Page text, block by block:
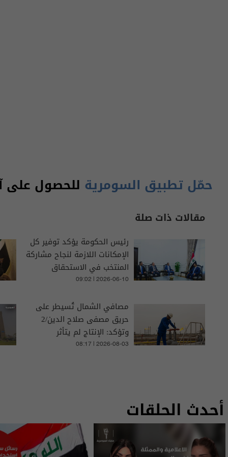
حمّل تطبيق السومرية للحصول على
مقالات ذات صلة
رئيس الحكومة يؤكد توفير كل
الإمكانات اللازمة لنجاح مشاركة
المنتخب في الاستحقاق
المونديالي
09:02 | 2026-06-10
مصافي الشمال تُسيطر على
حريق مصفى صلاح الدين/2
وتؤكد: الإنتاج لم يتأثر
08:17 | 2026-08-03
أحدث الحلقات